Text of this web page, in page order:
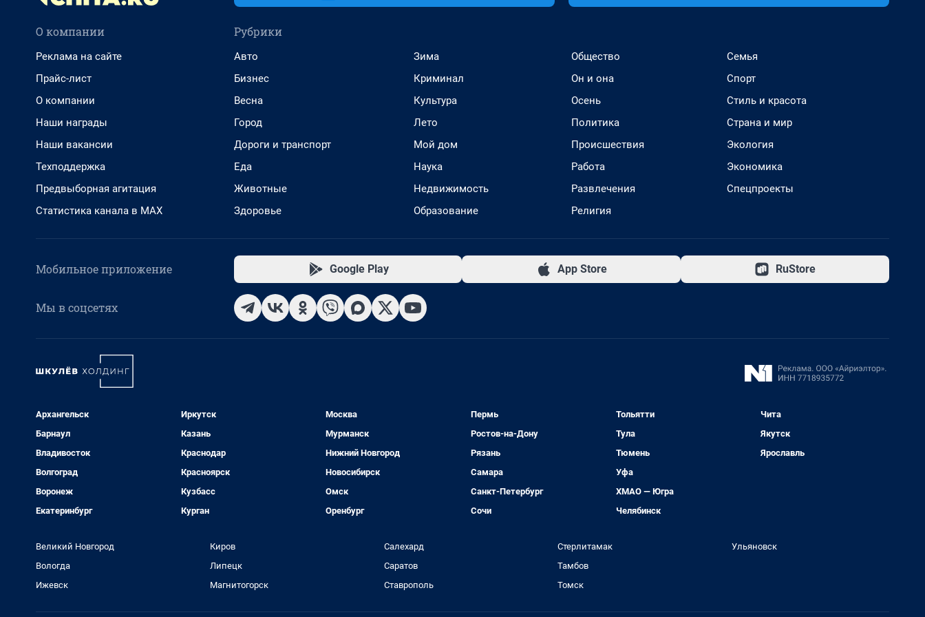
О компании
Реклама на сайте
Прайс-лист
О компании
Наши награды
Наши вакансии
Техподдержка
Предвыборная агитация
Статистика канала в MAX
Рубрики
Авто
Бизнес
Весна
Город
Дороги и транспорт
Еда
Животные
Здоровье
Зима
Криминал
Культура
Лето
Мой дом
Наука
Недвижимость
Образование
Общество
Он и она
Осень
Политика
Происшествия
Работа
Развлечения
Религия
Семья
Спорт
Стиль и красота
Страна и мир
Экология
Экономика
Спецпроекты
Мобильное приложение Google Play App Store RuStore
Мы в соцсетях
Архангельск
Барнаул
Владивосток
Волгоград
Воронеж
Екатеринбург
Иркутск
Казань
Краснодар
Красноярск
Кузбасс
Курган
Москва
Мурманск
Нижний Новгород
Новосибирск
Омск
Оренбург
Пермь
Ростов-на-Дону
Рязань
Самара
Санкт-Петербург
Сочи
Тольятти
Тула
Тюмень
Уфа
ХМАО — Югра
Челябинск
Чита
Якутск
Ярославль
Великий Новгород
Вологда
Ижевск
Киров
Липецк
Магнитогорск
Салехард
Саратов
Ставрополь
Стерлитамак
Тамбов
Томск
Ульяновск